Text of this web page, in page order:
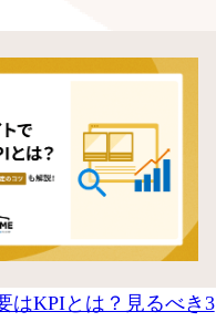
はKPIとは？見るべき3